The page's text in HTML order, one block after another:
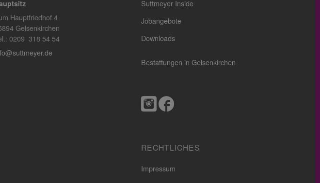
Hauptfriedhof 4
Gelsenkirchen
0209 318 54 54
Suttmeyer Inside
Jobangebote
Downloads
Bestattungen in Gelsenkirchen
RECHTLICHES
Impressum